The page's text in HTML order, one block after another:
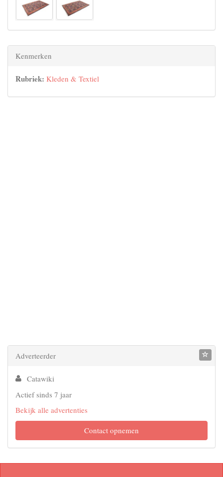
Kenmerken
Rubriek: Kleden & Textiel
Adverteerder
Catawiki
Actief sinds 7 jaar
Bekijk alle advertenties
Contact opnemen